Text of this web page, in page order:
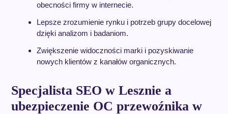
obecności firmy w internecie.
Lepsze zrozumienie rynku i potrzeb grupy docelowej
dzięki analizom i badaniom.
Zwiększenie widoczności marki i pozyskiwanie
nowych klientów z kanałów organicznych.
Specjalista SEO w Lesznie a
ubezpieczenie OC przewoźnika w